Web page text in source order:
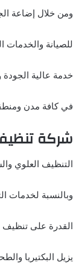
ومن خلال إضاعة
للصيانة والخدمات
خدمة عالية الجودة
في كافة مدن
شركة
التنظيف العلوي
وبالنسبة لخدمات
القدرة على تنظيف
يزيل البكتيريا